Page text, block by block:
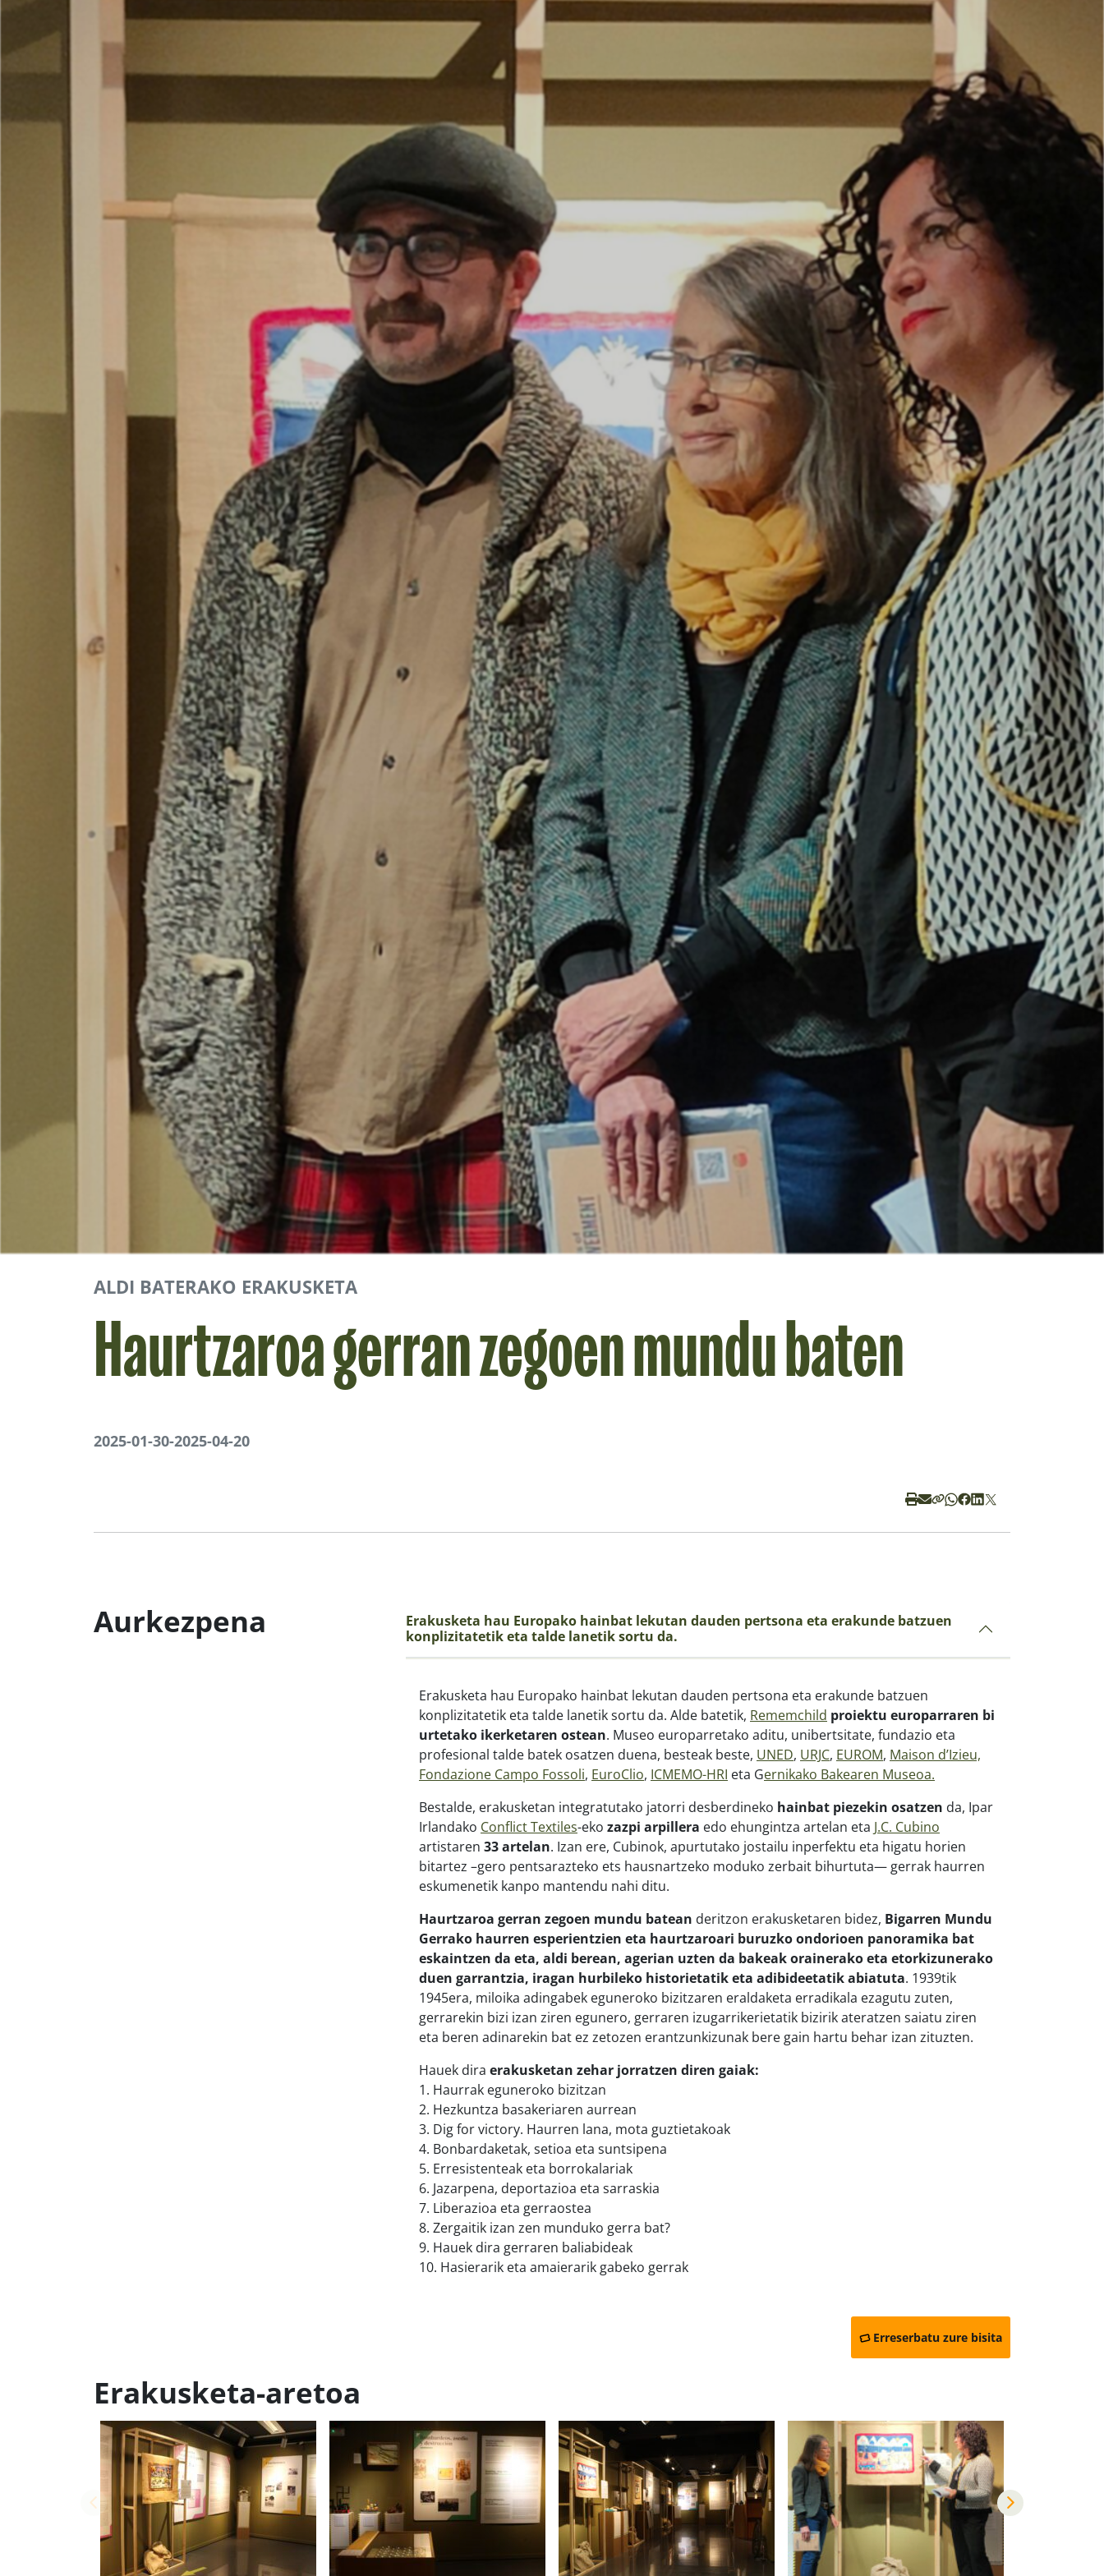
ALDI BATERAKO ERAKUSKETA
Haurtzaroa gerran zegoen mundu baten
2025-01-30-2025-04-20
Aurkezpena
Erakusketa hau Europako hainbat lekutan dauden pertsona eta erakunde batzuen
konplizitatetik eta talde lanetik sortu da.
Erakusketa hau Europako hainbat lekutan dauden pertsona eta erakunde batzuen
konplizitatetik eta talde lanetik sortu da. Alde batetik, Rememchild proiektu europarraren bi
urtetako ikerketaren ostean. Museo europarretako aditu, unibertsitate, fundazio eta
profesional talde batek osatzen duena, besteak beste, UNED, URJC, EUROM, Maison d’Izieu,
Fondazione Campo Fossoli, EuroClio, ICMEMO-HRI eta Gernikako Bakearen Museoa.
Bestalde, erakusketan integratutako jatorri desberdineko hainbat piezekin osatzen da, Ipar
Irlandako Conflict Textiles-eko zazpi arpillera edo ehungintza artelan eta J.C. Cubino
artistaren 33 artelan. Izan ere, Cubinok, apurtutako jostailu inperfektu eta higatu horien
bitartez –gero pentsarazteko ets hausnartzeko moduko zerbait bihurtuta— gerrak haurren
eskumenetik kanpo mantendu nahi ditu.
Haurtzaroa gerran zegoen mundu batean deritzon erakusketaren bidez, Bigarren Mundu
Gerrako haurren esperientzien eta haurtzaroari buruzko ondorioen panoramika bat
eskaintzen da eta, aldi berean, agerian uzten da bakeak orainerako eta etorkizunerako
duen garrantzia, iragan hurbileko historietatik eta adibideetatik abiatuta. 1939tik
1945era, miloika adingabek eguneroko bizitzaren eraldaketa erradikala ezagutu zuten,
gerrarekin bizi izan ziren egunero, gerraren izugarrikerietatik bizirik ateratzen saiatu ziren
eta beren adinarekin bat ez zetozen erantzunkizunak bere gain hartu behar izan zituzten.
Hauek dira erakusketan zehar jorratzen diren gaiak:
1. Haurrak eguneroko bizitzan
2. Hezkuntza basakeriaren aurrean
3. Dig for victory. Haurren lana, mota guztietakoak
4. Bonbardaketak, setioa eta suntsipena
5. Erresistenteak eta borrokalariak
6. Jazarpena, deportazioa eta sarraskia
7. Liberazioa eta gerraostea
8. Zergaitik izan zen munduko gerra bat?
9. Hauek dira gerraren baliabideak
10. Hasierarik eta amaierarik gabeko gerrak
Erreserbatu zure bisita
Erakusketa-aretoa